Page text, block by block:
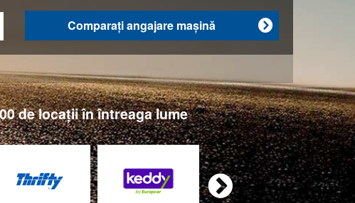

Comparaţi angajare maşină
de locaţii în întreaga lume
